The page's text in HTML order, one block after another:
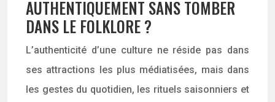
AUTHENTIQUEMENT SANS TOMBER
DANS LE FOLKLORE ?
L’authenticité d’une culture ne réside pas dans
ses attractions les plus médiatisées, mais dans
les gestes du quotidien, les rituels saisonniers et